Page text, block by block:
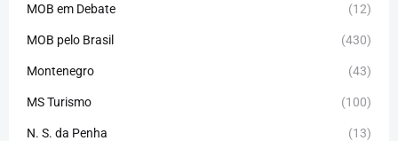
MOB em Debate (12)
MOB pelo Brasil (430)
Montenegro (43)
MS Turismo (100)
N. S. da Penha (13)